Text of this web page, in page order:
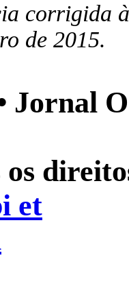
corrigida
de 2015.
Jornal